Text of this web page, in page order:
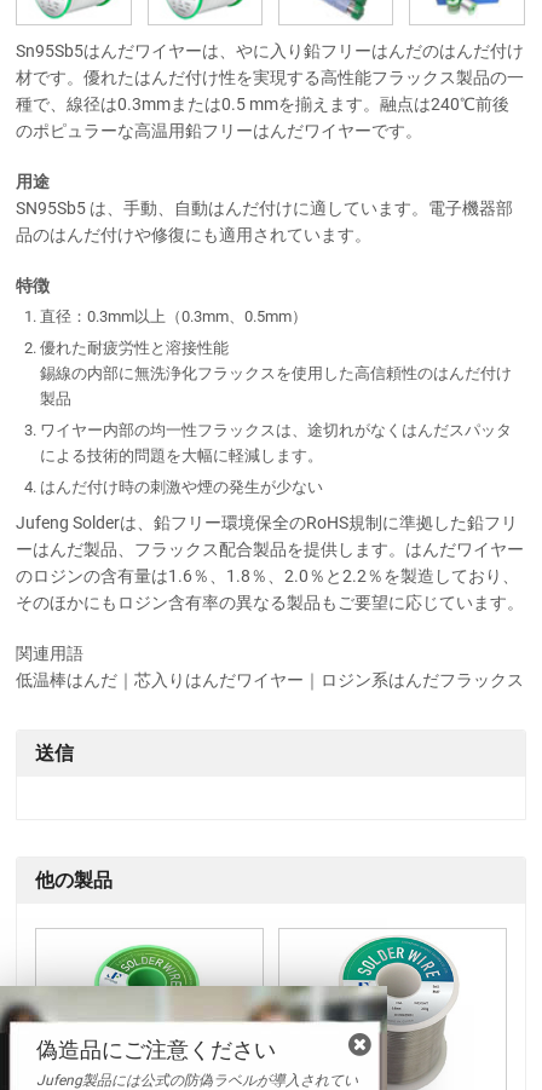
Sn95Sb5はんだワイヤーは、やに入り鉛フリーはんだのはんだ付け
材です。優れたはんだ付け性を実現する高性能フラックス製品の一
種で、線径は0.3mmまたは0.5 mmを揃えます。融点は240℃前後
のポピュラーな高温用鉛フリーはんだワイヤーです。
用途
SN95Sb5 は、手動、自動はんだ付けに適しています。電子機器部
品のはんだ付けや修復にも適用されています。
特徴
直径：0.3mm以上（0.3mm、0.5mm）
優れた耐疲労性と溶接性能
錫線の内部に無洗浄化フラックスを使用した高信頼性のはんだ付け
製品
ワイヤー内部の均一性フラックスは、途切れがなくはんだスパッタ
による技術的問題を大幅に軽減します。
はんだ付け時の刺激や煙の発生が少ない
Jufeng Solderは、鉛フリー環境保全のRoHS規制に準拠した鉛フリ
ーはんだ製品、フラックス配合製品を提供します。はんだワイヤー
のロジンの含有量は1.6％、1.8％、2.0％と2.2％を製造しており、
そのほかにもロジン含有率の異なる製品もご要望に応じています。
関連用語
低温棒はんだ｜芯入りはんだワイヤー｜ロジン系はんだフラックス
送信
他の製品
偽造品にご注意ください
Jufeng製品には公式の防偽ラベルが導入されてい